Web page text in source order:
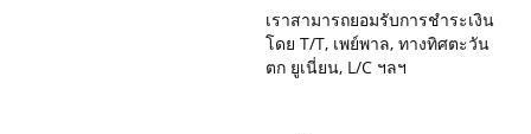
เราสามารถยอมรับการชำระเงิน
โดย T/T, เพย์พาล, ทางทิศตะวัน
ตก ยูเนี่ยน, L/C ฯลฯ